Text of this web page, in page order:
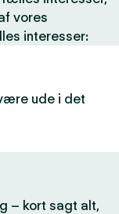
vores
interesser:
ude i det
– kort sagt alt,